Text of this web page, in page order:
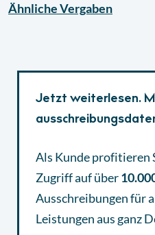
ÄhnlicheVergaben
Jetzt weiterlesen.
Als Kunde profitieren
Zugriff auf über
Ausschreibungenfür
Leistungen aus ganz